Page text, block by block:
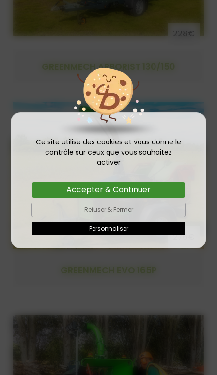
Ce site utilise des cookies et vous donne le
contrôle sur ceux que vous souhaitez
activer
Accepter & Continuer
Refuser & Fermer
Personnaliser
228€
GREENMECH ARBORIST 130/150
276€
GREENMECH EVO 165P